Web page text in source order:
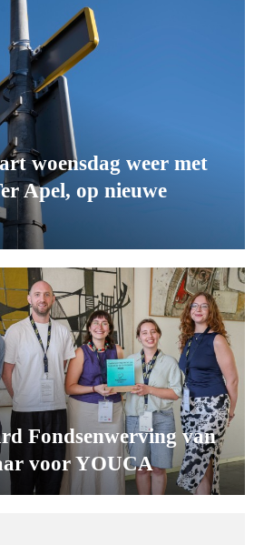
woensdag weer met
Apel, op nieuwe
Fondsenwerving van
voor YOUCA